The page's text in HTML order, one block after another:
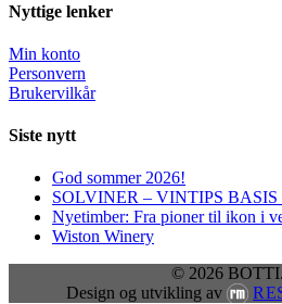
Nyttige lenker
Min konto
Personvern
Brukervilkår
Siste nytt
God sommer 2026!
SOLVINER – VINTIPS BASIS
Nyetimber: Fra pioner til ikon i
Wiston Winery
© 2026
Design og utvikling av